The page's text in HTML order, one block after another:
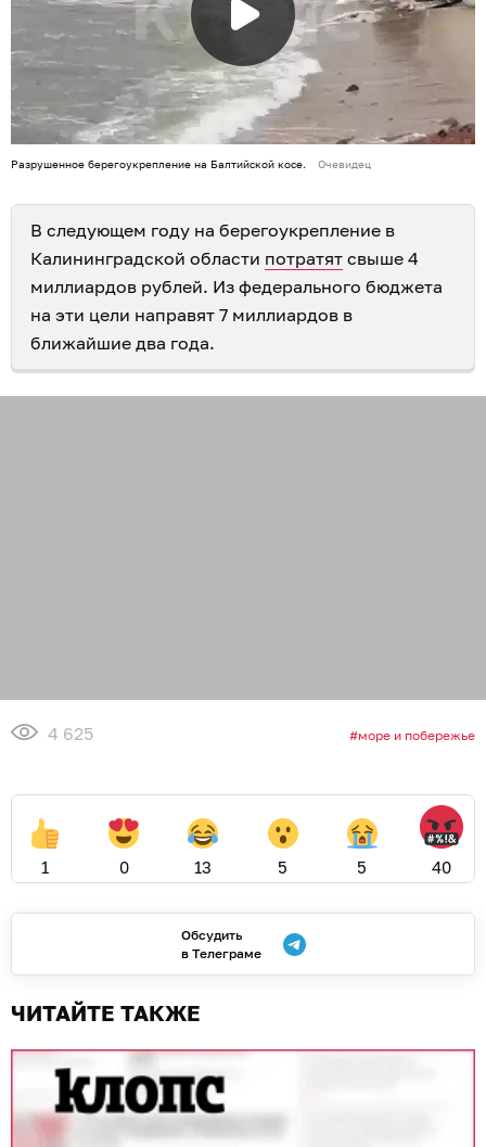
Разрушенное берегоукрепление на Балтийской косе. Очевидец
В следующем году на берегоукрепление в
Калининградской области потратят свыше 4
миллиардов рублей. Из федерального бюджета
на эти цели направят 7 миллиардов в
ближайшие два года.
4 625 море и побережье
1 0 13 5 5 40
Обсудить
в Телеграме
ЧИТАЙТЕ ТАКЖЕ